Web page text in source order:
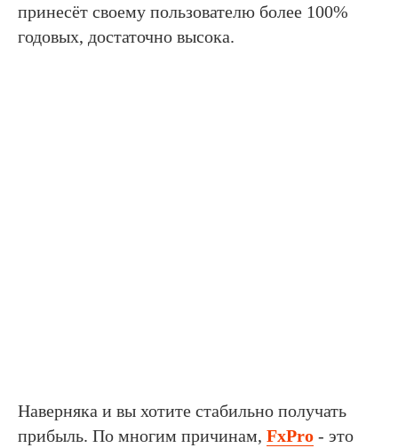
принесёт своему пользователю более 100%
годовых, достаточно высока.
Наверняка и вы хотите стабильно получать
прибыль. По многим причинам, FxPro - это